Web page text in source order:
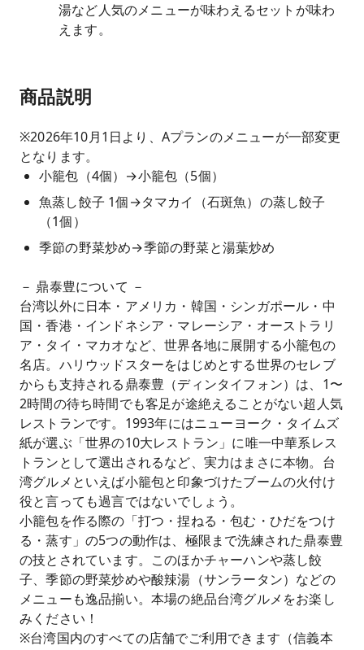
湯など人気のメニューが味わえるセットが味わ
えます。
商品説明
※2026年10月1日より、Aプランのメニューが一部変更
となります。
小籠包（4個）→小籠包（5個）
魚蒸し餃子 1個→タマカイ（石斑魚）の蒸し餃子
（1個）
季節の野菜炒め→季節の野菜と湯葉炒め
－ 鼎泰豊について －
台湾以外に日本・アメリカ・韓国・シンガポール・中
国・香港・インドネシア・マレーシア・オーストラリ
ア・タイ・マカオなど、世界各地に展開する小籠包の
名店。ハリウッドスターをはじめとする世界のセレブ
からも支持される鼎泰豊（ディンタイフォン）は、1〜
2時間の待ち時間でも客足が途絶えることがない超人気
レストランです。1993年にはニューヨーク・タイムズ
紙が選ぶ「世界の10大レストラン」に唯一中華系レス
トランとして選出されるなど、実力はまさに本物。台
湾グルメといえば小籠包と印象づけたブームの火付け
役と言っても過言ではないでしょう。
小籠包を作る際の「打つ・捏ねる・包む・ひだをつけ
る・蒸す」の5つの動作は、極限まで洗練された鼎泰豊
の技とされています。このほかチャーハンや蒸し餃
子、季節の野菜炒めや酸辣湯（サンラータン）などの
メニューも逸品揃い。本場の絶品台湾グルメをお楽し
みください！
※台湾国内のすべての店舗でご利用できます（信義本